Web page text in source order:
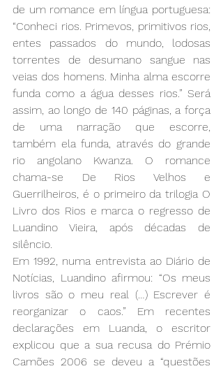
de um romance em língua portuguesa:
“Conheci rios. Primevos, primitivos rios,
entes passados do mundo, lodosas
torrentes de desumano sangue nas
veias dos homens. Minha alma escorre
funda como a água desses rios.” Será
assim, ao longo de 140 páginas, a força
de uma narração que escorre,
também ela funda, através do grande
rio angolano Kwanza. O romance
chama-se De Rios Velhos e
Guerrilheiros, é o primeiro da trilogia O
Livro dos Rios e marca o regresso de
Luandino Vieira, após décadas de
silêncio.
Em 1992, numa entrevista ao Diário de
Notícias, Luandino afirmou: “Os meus
livros são o meu real (…) Escrever é
reorganizar o caos.” Em recentes
declarações em Luanda, o escritor
explicou que a sua recusa do Prémio
Camões 2006 se deveu a “questões